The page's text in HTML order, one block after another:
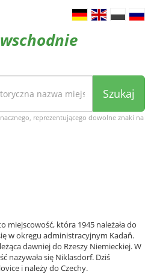
Szukaj
reprezentującego dowolne znaki na
miejscowość, która 1945 należała do
w okręgu administracyjnym Kadaň.
dawniej do Rzeszy Niemieckiej. W
nazywała się Niklasdorf. Dziś
i należy do Czechy.